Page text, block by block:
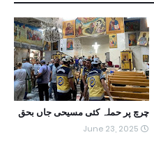
چرچ پر حملہ کئی مسیحی جاں بحق
June 23, 2025